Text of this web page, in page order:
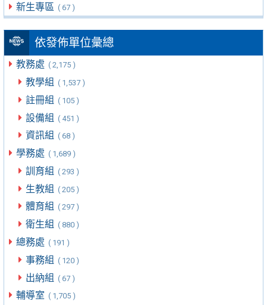
新生專區 ( 67 )
依發佈單位彙總
教務處 ( 2,175 )
教學組 ( 1,537 )
註冊組 ( 105 )
設備組 ( 451 )
資訊組 ( 68 )
學務處 ( 1,689 )
訓育組 ( 293 )
生教組 ( 205 )
體育組 ( 297 )
衛生組 ( 880 )
總務處 ( 191 )
事務組 ( 120 )
出納組 ( 67 )
輔導室 ( 1,705 )